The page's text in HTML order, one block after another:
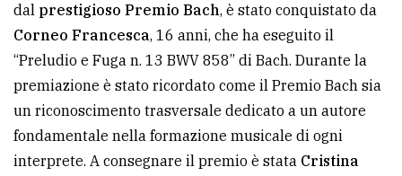
dal prestigioso Premio Bach, è stato conquistato da
Corneo Francesca, 16 anni, che ha eseguito il
“Preludio e Fuga n. 13 BWV 858” di Bach. Durante la
premiazione è stato ricordato come il Premio Bach sia
un riconoscimento trasversale dedicato a un autore
fondamentale nella formazione musicale di ogni
interprete. A consegnare il premio è stata Cristina